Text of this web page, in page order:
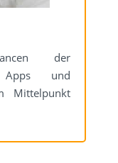
der
Apps und
Mittelpunkt